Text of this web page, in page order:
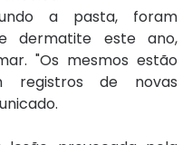
a pasta, foram
dermatite este ano,
"Os mesmos estão
registros de novas